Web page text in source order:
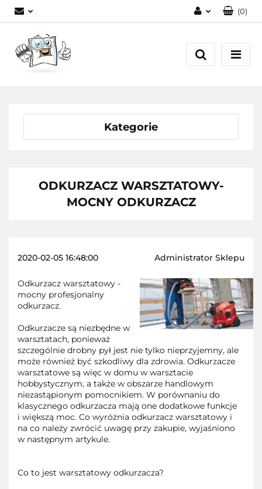
Zarejestruj się
(0)
Kategorie
ODKURZACZ WARSZTATOWY-
MOCNY ODKURZACZ
2020-02-05 16:48:00 Administrator Sklepu
Odkurzacz warsztatowy -
mocny profesjonalny
odkurzacz.
Odkurzacze są niezbędne w
warsztatach, ponieważ
szczególnie drobny pył jest nie tylko nieprzyjemny, ale
może również być szkodliwy dla zdrowia. Odkurzacze
warsztatowe są więc w domu w warsztacie
hobbystycznym, a także w obszarze handlowym
niezastąpionym pomocnikiem. W porównaniu do
klasycznego odkurzacza mają one dodatkowe funkcje
i większą moc. Co wyróżnia odkurzacz warsztatowy i
na co należy zwrócić uwagę przy zakupie, wyjaśniono
w następnym artykule.
Co to jest warsztatowy odkurzacza?